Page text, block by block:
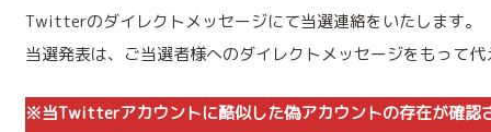
Twitterのダイレクトメッセージにて当選連絡をいたします。
当選発表は、ご当選者様へのダイレクトメッセージをもって
※当Twitterアカウントに酷似した偽アカウントの存在が確認